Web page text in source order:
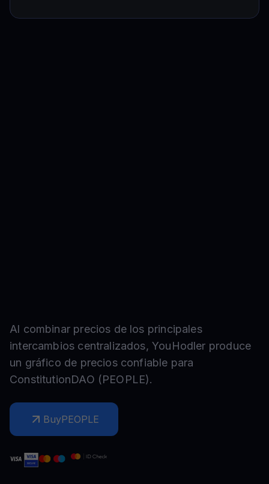
Al combinar precios de los principales
intercambios centralizados, YouHodler produce
un gráfico de precios confiable para
ConstitutionDAO (PEOPLE).
BuyPEOPLE